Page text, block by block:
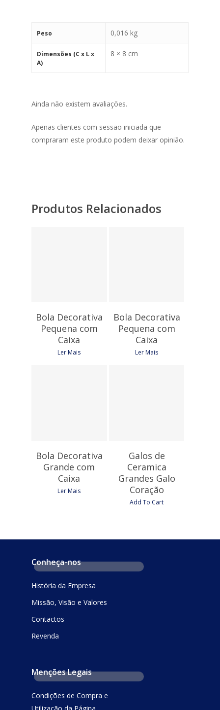
Peso 0,016 kg
Dimensões (C x L x
A)
8 × 8 cm
Ainda não existem avaliações.
Apenas clientes com sessão iniciada que
compraram este produto podem deixar opinião.
Produtos Relacionados
Bola Decorativa
Pequena com
Caixa
Ler Mais
Bola Decorativa
Pequena com
Caixa
Ler Mais
Bola Decorativa
Grande com
Caixa
Ler Mais
Galos de
Ceramica
Grandes Galo
Coração
Add To Cart
Conheça-nos
História da Empresa
Missão, Visão e Valores
Contactos
Revenda
Menções Legais
Condições de Compra e